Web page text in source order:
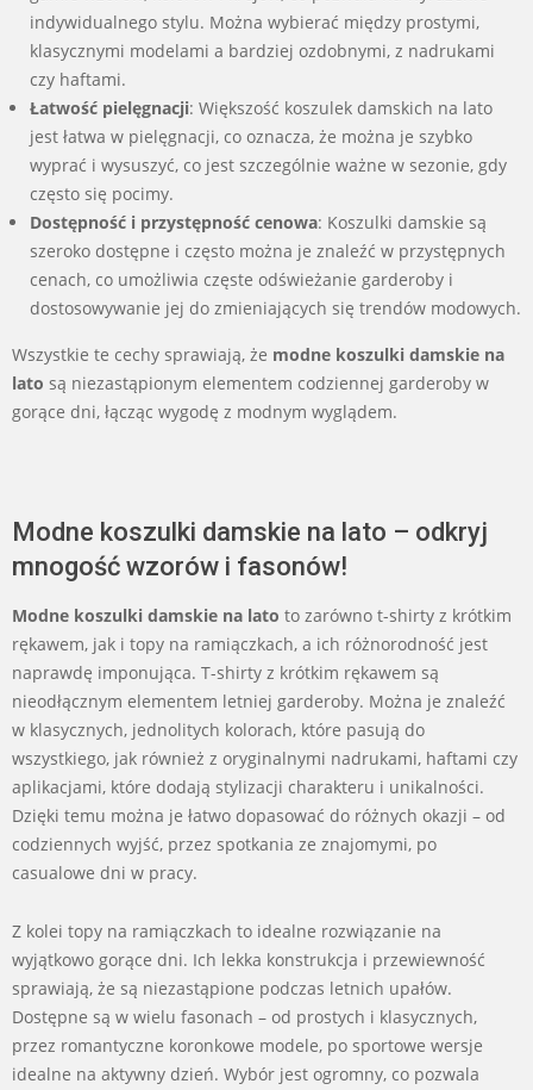
indywidualnego stylu. Można wybierać między prostymi,
klasycznymi modelami a bardziej ozdobnymi, z nadrukami
czy haftami.
Łatwość pielęgnacji: Większość koszulek damskich na lato
jest łatwa w pielęgnacji, co oznacza, że można je szybko
wyprać i wysuszyć, co jest szczególnie ważne w sezonie, gdy
często się pocimy.
Dostępność i przystępność cenowa: Koszulki damskie są
szeroko dostępne i często można je znaleźć w przystępnych
cenach, co umożliwia częste odświeżanie garderoby i
dostosowywanie jej do zmieniających się trendów modowych.
Wszystkie te cechy sprawiają, że modne koszulki damskie na
lato są niezastąpionym elementem codziennej garderoby w
gorące dni, łącząc wygodę z modnym wyglądem.
Modne koszulki damskie na lato – odkryj
mnogość wzorów i fasonów!
Modne koszulki damskie na lato to zarówno t-shirty z krótkim
rękawem, jak i topy na ramiączkach, a ich różnorodność jest
naprawdę imponująca. T-shirty z krótkim rękawem są
nieodłącznym elementem letniej garderoby. Można je znaleźć
w klasycznych, jednolitych kolorach, które pasują do
wszystkiego, jak również z oryginalnymi nadrukami, haftami czy
aplikacjami, które dodają stylizacji charakteru i unikalności.
Dzięki temu można je łatwo dopasować do różnych okazji – od
codziennych wyjść, przez spotkania ze znajomymi, po
casualowe dni w pracy.
Z kolei topy na ramiączkach to idealne rozwiązanie na
wyjątkowo gorące dni. Ich lekka konstrukcja i przewiewność
sprawiają, że są niezastąpione podczas letnich upałów.
Dostępne są w wielu fasonach – od prostych i klasycznych,
przez romantyczne koronkowe modele, po sportowe wersje
idealne na aktywny dzień. Wybór jest ogromny, co pozwala